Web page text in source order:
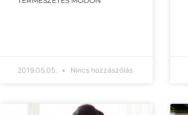
2019.05.05. Nincs hozzászólás